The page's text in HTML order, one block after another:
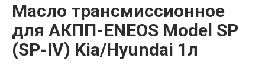
Масло трансмиссионное
для АКПП-ENEOS Model SP
(SP-IV) Kia/Hyundai 1л